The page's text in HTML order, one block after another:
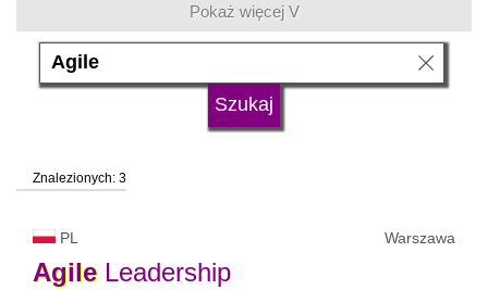
język
status uczelni
Pokaż więcej V
Znalezionych: 3
PL Warszawa
AgileLeadership